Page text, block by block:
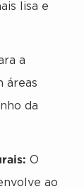
lisa e
a
áreas
da
O
ao